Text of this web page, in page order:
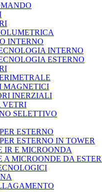
INTERNO
INTERNO
ESTERNO
MAGNETICI
INERZIALI
VETRI
SELETTIVO
ESTERNO
ESTERNO IN TOWER
IR E MICROONDA
A MICROONDE DA